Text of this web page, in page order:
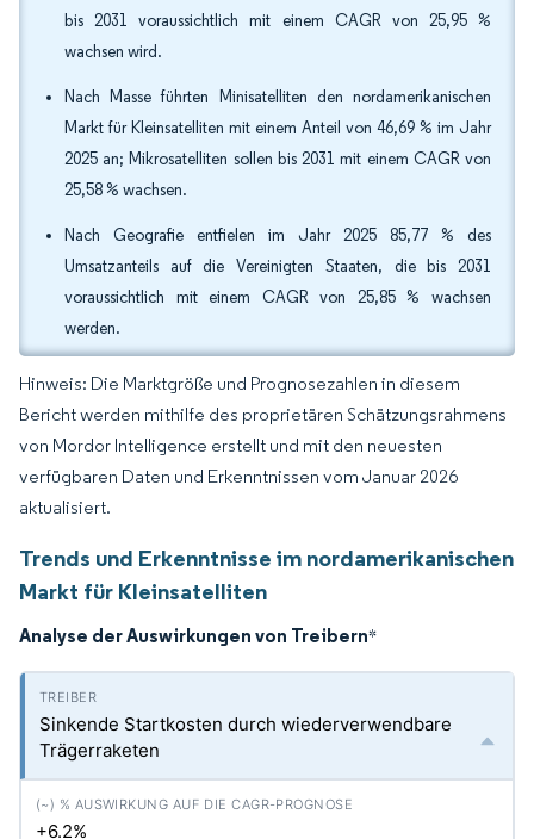
bis 2031 voraussichtlich mit einem CAGR von 25,95 %
wachsen wird.
Nach Masse führten Minisatelliten den nordamerikanischen
Markt für Kleinsatelliten mit einem Anteil von 46,69 % im Jahr
2025 an; Mikrosatelliten sollen bis 2031 mit einem CAGR von
25,58 % wachsen.
Nach Geografie entfielen im Jahr 2025 85,77 % des
Umsatzanteils auf die Vereinigten Staaten, die bis 2031
voraussichtlich mit einem CAGR von 25,85 % wachsen
werden.
Hinweis: Die Marktgröße und Prognosezahlen in diesem
Bericht werden mithilfe des proprietären Schätzungsrahmens
von Mordor Intelligence erstellt und mit den neuesten
verfügbaren Daten und Erkenntnissen vom Januar 2026
aktualisiert.
Trends und Erkenntnisse im nordamerikanischen
Markt für Kleinsatelliten
Analyse der Auswirkungen von Treibern*
Sinkende Startkosten durch wiederverwendbare
Trägerraketen
+6.2%